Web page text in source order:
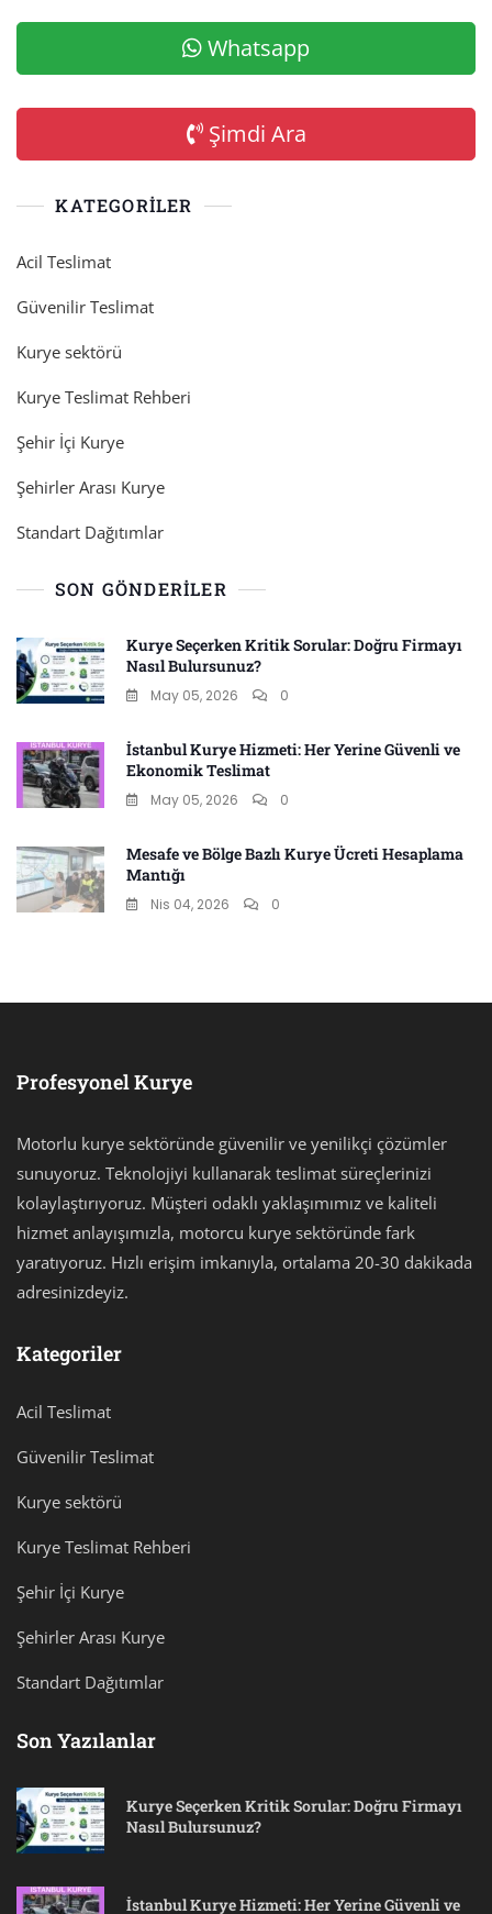
Whatsapp
Şimdi Ara
KATEGORILER
Acil Teslimat
Güvenilir Teslimat
Kurye sektörü
Kurye Teslimat Rehberi
Şehir İçi Kurye
Şehirler Arası Kurye
Standart Dağıtımlar
SON GÖNDERILER
Kurye Seçerken Kritik Sorular: Doğru Firmayı
Nasıl Bulursunuz?
May 05, 2026 0
İstanbul Kurye Hizmeti: Her Yerine Güvenli ve
Ekonomik Teslimat
May 05, 2026 0
Mesafe ve Bölge Bazlı Kurye Ücreti Hesaplama
Mantığı
Nis 04, 2026 0
Profesyonel Kurye
Motorlu kurye sektöründe güvenilir ve yenilikçi çözümler
sunuyoruz. Teknolojiyi kullanarak teslimat süreçlerinizi
kolaylaştırıyoruz. Müşteri odaklı yaklaşımımız ve kaliteli
hizmet anlayışımızla, motorcu kurye sektöründe fark
yaratıyoruz. Hızlı erişim imkanıyla, ortalama 20-30 dakikada
adresinizdeyiz.
Kategoriler
Acil Teslimat
Güvenilir Teslimat
Kurye sektörü
Kurye Teslimat Rehberi
Şehir İçi Kurye
Şehirler Arası Kurye
Standart Dağıtımlar
Son Yazılanlar
Kurye Seçerken Kritik Sorular: Doğru Firmayı
Nasıl Bulursunuz?
İstanbul Kurye Hizmeti: Her Yerine Güvenli ve